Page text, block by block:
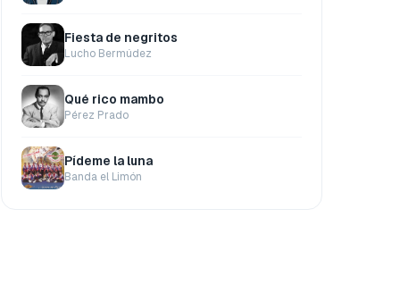
Fiesta de negritos
Lucho Bermúdez
Qué rico mambo
Pérez Prado
Pídeme la luna
Banda el Limón